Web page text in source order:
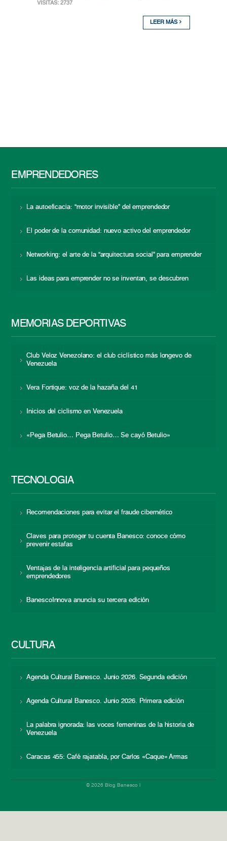
VISITAS: 2737
LEER MÁS
EMPRENDEDORES
La autoeficacia: “motor invisible” del emprendedor
El poder de la comunidad: nuevo activo del emprendedor
Networking: el arte de la “arquitectura social” para emprender
Las ideas para emprender no se inventan, se descubren
MEMORIAS DEPORTIVAS
Club Veloz Venezolano: el club ciclístico más longevo de
Venezuela
Vera Fortique: voz de la hazaña del 41
Inicios del ciclismo en Venezuela
«Pega Betulio… Pega Betulio… Se cayó Betulio»
TECNOLOGÍA
Recomendaciones para evitar el fraude cibernético
Claves para proteger tu cuenta Banesco: conoce cómo
prevenir estafas
Ventajas de la inteligencia artificial para pequeños
emprendedores
BanescoInnova anuncia su tercera edición
CULTURA
Agenda Cultural Banesco. Junio 2026. Segunda edición
Agenda Cultural Banesco. Junio 2026. Primera edición
La palabra ignorada: las voces femeninas de la historia de
Venezuela
Caracas 455: Café rajatabla, por Carlos «Caque» Armas
© 2026 Blog Banesco |